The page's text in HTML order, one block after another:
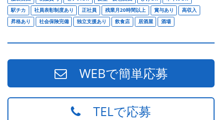
駅チカ
社員表彰制度あり 正社員 残業月20時間以上 賞与あり
高収入
昇格あり
社会保険完備 独立支援あり 飲食店 居酒屋 酒場
WEBで簡単応募
TELで応募